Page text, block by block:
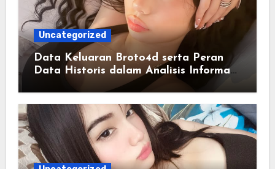
Uncategorized
Data Keluaran Broto4d serta Peran
Data Historis dalam Analisis Informasi
Harian